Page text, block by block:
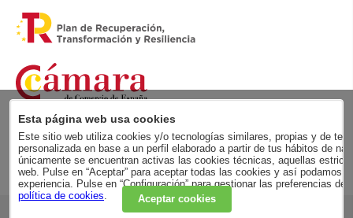
Esta página web usa cookies
Este sitio web utiliza cookies y/o tecnologías similares, propias y de
personalizada en base a un perfil elaborado a partir de tus hábitos de
únicamente se encuentran activas las cookies técnicas, aquellas
web. Pulse en “Aceptar” para aceptar todas las cookies y así podamos
experiencia. Pulse en “Configuración” para gestionar las preferencias
política de cookies. Aceptar cookies